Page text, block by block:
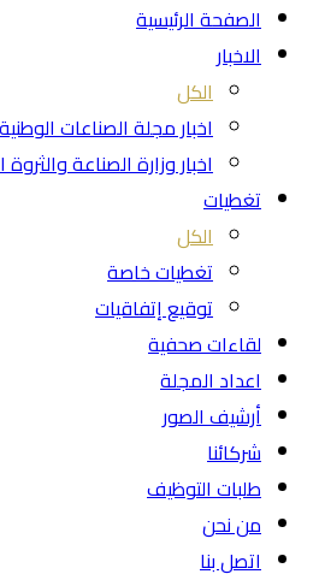
الصفحة الرئيسية
الاخبار
الكل
اخبار مجلة الصناعات الوطنية
اخبار وزارة الصناعة
تغطيات
الكل
تغطيات خاصة
توقيع إتفاقيات
لقاءات صحفية
اعداد المجلة
أرشيف الصور
شركائنا
طلبات التوظيف
من نحن
اتصل بنا